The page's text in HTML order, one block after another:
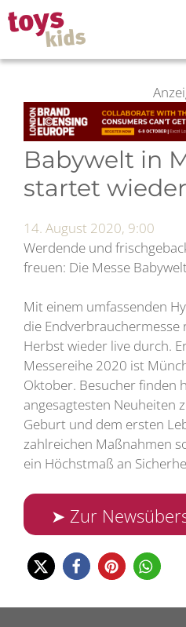
Zum
Inhalt
springen
Babywelt in
startet
14. August 2020, 9:00
Werdende und
freuen: Die Messe
Mit einem umfassenden
die Endverbrauchermesse
Herbst wieder live durch.
Messereihe 2020 ist
Oktober. Besucher finden
angesagtesten Neuheiten
Geburt und dem ersten
zahlreichen Maßnahmen
ein Höchstmaß an
➤ Zur